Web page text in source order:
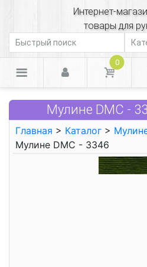
Интернет-
товары для
0
Мулине DMC -
Главная > Каталог >
Мулине DMC - 3346